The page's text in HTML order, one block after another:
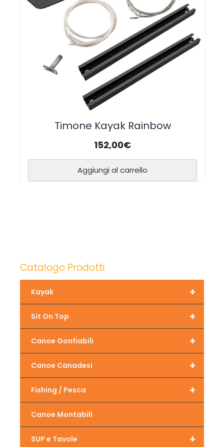
Timone Kayak Rainbow
152,00€
Aggiungi al carrello
Catalogo Prodotti
+
Kayak
+
Sit On Top
+
Canoe Gonfiabili
+
Canoe Canadesi
+
Fishing / Pesca
Canoe Montabili
+
SUP e Tavole